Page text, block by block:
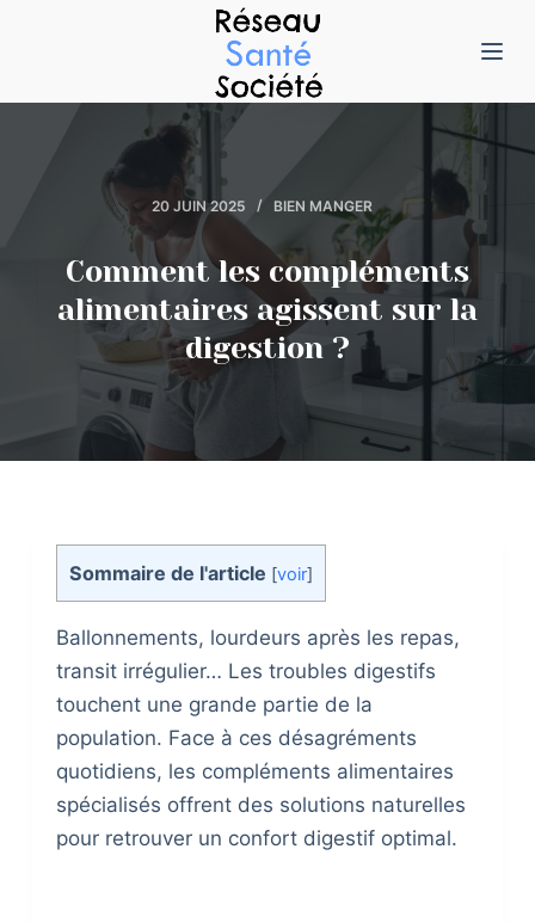
n
20 JUIN 2025 BIEN MANGER
Comment les compléments
alimentaires agissent sur la
digestion ?
Sommaire de l'article [voir]
Ballonnements, lourdeurs après les repas,
transit irrégulier… Les troubles digestifs
touchent une grande partie de la
population. Face à ces désagréments
quotidiens, les compléments alimentaires
spécialisés offrent des solutions naturelles
pour retrouver un confort digestif optimal.